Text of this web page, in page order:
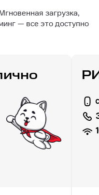
загрузка,
— все это доступно